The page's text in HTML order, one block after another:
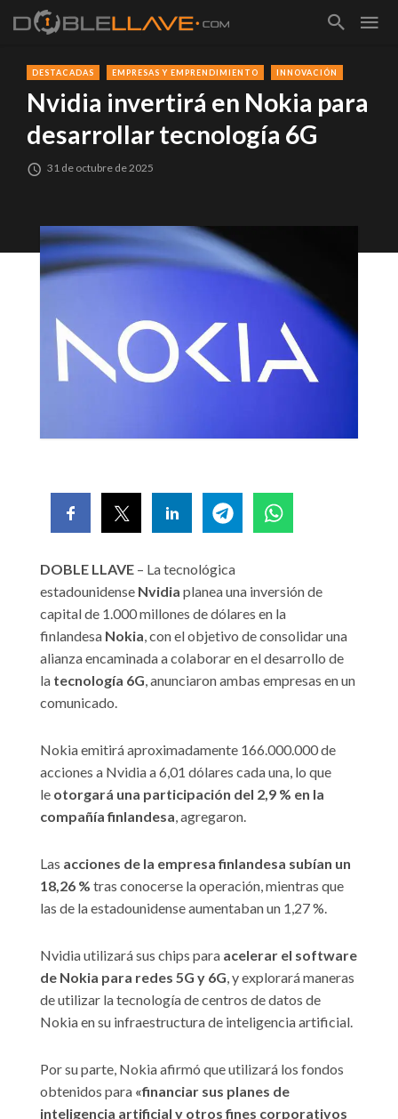
DESTACADAS EMPRESAS Y EMPRENDIMIENTO INNOVACIÓN
Nvidia invertirá en Nokia para
desarrollar tecnología 6G
31 de octubre de 2025
DOBLE LLAVE – La tecnológica
estadounidense Nvidia planea una inversión de
capital de 1.000 millones de dólares en la
finlandesa Nokia, con el objetivo de consolidar una
alianza encaminada a colaborar en el desarrollo de
la tecnología 6G, anunciaron ambas empresas en un
comunicado.
Nokia emitirá aproximadamente 166.000.000 de
acciones a Nvidia a 6,01 dólares cada una, lo que
le otorgará una participación del 2,9 % en la
compañía finlandesa, agregaron.
Las acciones de la empresa finlandesa subían un
18,26 % tras conocerse la operación, mientras que
las de la estadounidense aumentaban un 1,27 %.
Nvidia utilizará sus chips para acelerar el software
de Nokia para redes 5G y 6G, y explorará maneras
de utilizar la tecnología de centros de datos de
Nokia en su infraestructura de inteligencia artificial.
Por su parte, Nokia afirmó que utilizará los fondos
obtenidos para «financiar sus planes de
inteligencia artificial y otros fines corporativos